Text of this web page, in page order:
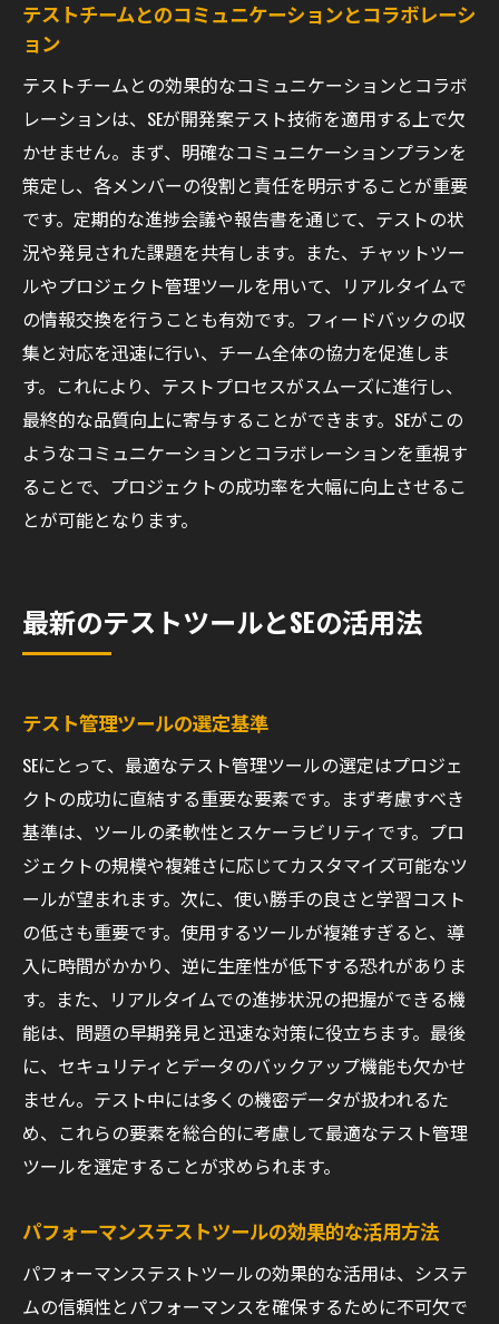
テストチームとのコミュニケーションとコラボレーシ
ョン
テストチームとの効果的なコミュニケーションとコラボ
レーションは、SEが開発案テスト技術を適用する上で欠
かせません。まず、明確なコミュニケーションプランを
策定し、各メンバーの役割と責任を明示することが重要
です。定期的な進捗会議や報告書を通じて、テストの状
況や発見された課題を共有します。また、チャットツー
ルやプロジェクト管理ツールを用いて、リアルタイムで
の情報交換を行うことも有効です。フィードバックの収
集と対応を迅速に行い、チーム全体の協力を促進しま
す。これにより、テストプロセスがスムーズに進行し、
最終的な品質向上に寄与することができます。SEがこの
ようなコミュニケーションとコラボレーションを重視す
ることで、プロジェクトの成功率を大幅に向上させるこ
とが可能となります。
最新のテストツールとSEの活用法
テスト管理ツールの選定基準
SEにとって、最適なテスト管理ツールの選定はプロジェ
クトの成功に直結する重要な要素です。まず考慮すべき
基準は、ツールの柔軟性とスケーラビリティです。プロ
ジェクトの規模や複雑さに応じてカスタマイズ可能なツ
ールが望まれます。次に、使い勝手の良さと学習コスト
の低さも重要です。使用するツールが複雑すぎると、導
入に時間がかかり、逆に生産性が低下する恐れがありま
す。また、リアルタイムでの進捗状況の把握ができる機
能は、問題の早期発見と迅速な対策に役立ちます。最後
に、セキュリティとデータのバックアップ機能も欠かせ
ません。テスト中には多くの機密データが扱われるた
め、これらの要素を総合的に考慮して最適なテスト管理
ツールを選定することが求められます。
パフォーマンステストツールの効果的な活用方法
パフォーマンステストツールの効果的な活用は、システ
ムの信頼性とパフォーマンスを確保するために不可欠で